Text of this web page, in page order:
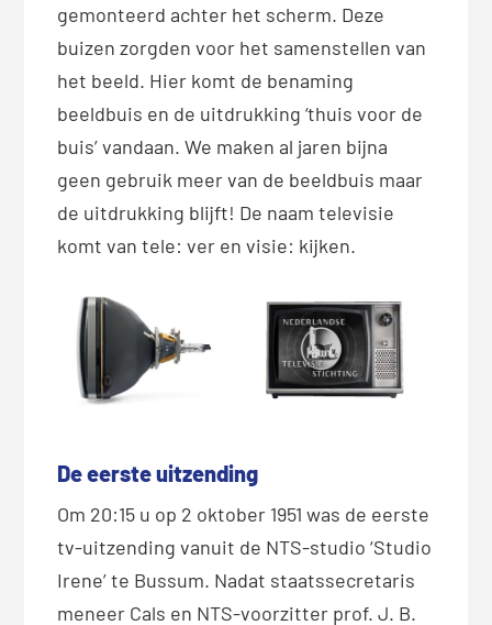
gemonteerd achter het scherm. Deze
buizen zorgden voor het samenstellen van
het beeld. Hier komt de benaming
beeldbuis en de uitdrukking ‘thuis voor de
buis’ vandaan. We maken al jaren bijna
geen gebruik meer van de beeldbuis maar
de uitdrukking blijft! De naam televisie
komt van tele: ver en visie: kijken.
De eerste uitzending
Om 20:15 u op 2 oktober 1951 was de eerste
tv-uitzending vanuit de NTS-studio ‘Studio
Irene’ te Bussum. Nadat staatssecretaris
meneer Cals en NTS-voorzitter prof. J. B.